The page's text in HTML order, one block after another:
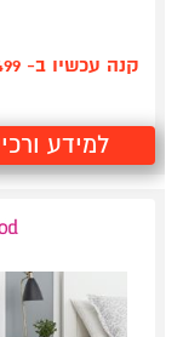
קנה עכשיו ב- 499
למידע